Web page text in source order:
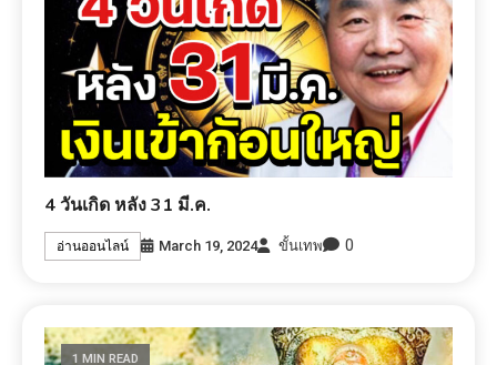
4 วันเกิด หลัง 31 มี.ค.
อ่านออนไลน์ March 19, 2024 ขั้นเทพ 0
1 MIN READ